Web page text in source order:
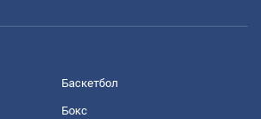
Баскетбол
Бокс